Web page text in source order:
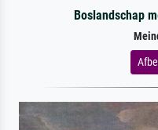
Boslandschap